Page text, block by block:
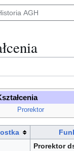
Prorektor
Prorektor